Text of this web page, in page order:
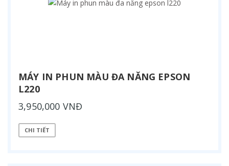
MÁY IN PHUN MÀU ĐA NĂNG EPSON
L220
3,950,000 VNĐ
CHI TIẾT